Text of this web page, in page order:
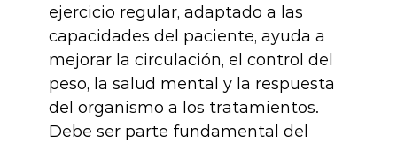
ejercicio regular, adaptado a las
capacidades del paciente, ayuda a
mejorar la circulación, el control del
peso, la salud mental y la respuesta
del organismo a los tratamientos.
Debe ser parte fundamental del